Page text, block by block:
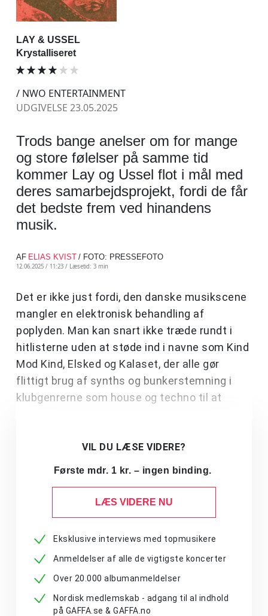
LAY & USSEL
Krystalliseret
/ NWO ENTERTAINMENT
UDGIVELSE 23.05.2025
Trods bange anelser om for mange
og store følelser på samme tid
kommer Lay og Ussel flot i mål med
deres samarbejdsprojekt, fordi de får
det bedste frem ved hinandens
musik.
AF ELIAS KVIST / FOTO: PRESSEFOTO
12.06.2025 / 11:23 / Læsetid: 3 min
Det er ikke just fordi, den danske musikscene
mangler en elektronisk behandling af
poplyden. Man kan snart ikke træde rundt i
hitlisterne uden at støde ind i navne som Kind
Mod Kind, Elsked og Kalaset, der alle gør
flittigt brug af synths og bunkerstemning i
klubgenrerne som house og techno til at
VIL DU LÆSE VIDERE?
Første mdr. 1 kr. – ingen binding.
LÆS VIDERE NU
Eksklusive interviews med topmusikere
Anmeldelser af alle de vigtigste koncerter
Over 20.000 albumanmeldelser
Nordisk medlemskab - adgang til al indhold
på GAFFA.se & GAFFA.no